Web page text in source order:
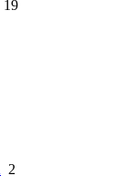
19
2